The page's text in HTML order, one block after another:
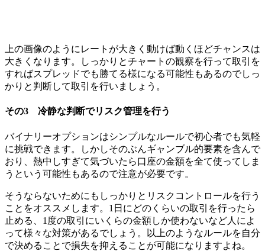
上の画像のようにレートが大きく動けば動くほどチャンスは
大きくなります。
しっかりとチャートの観察を行って取引を
すればスプレッドでも勝てる様になる可能性もあるのでしっ
かりと判断して取引を行いましょう。
その3 冷静な判断でリスク管理を行う
バイナリーオプションはシンプルなルールで初心者でも気軽
に挑戦できます。しかしそのぶんギャンブル的要素を含んで
おり、熱中しすぎて気づいたら口座の金額を全て使ってしま
うという可能性もあるので注意が必要です。
そうならないためにもしっかりとリスクコントロールを行う
ことをオススメします。 1日にどのくらいの取引を行ったら
止める、1度の取引にいくらの金額しか使わないなど人によ
って様々な対策があるでしょう。
以上のようなルールを自分
で決めることで損失を抑えることが可能になりますよね。